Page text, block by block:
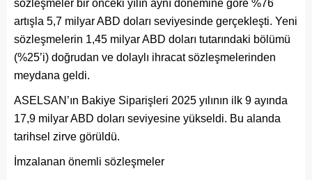
sözleşmeler bir önceki yılın aynı dönemine göre %76
artışla 5,7 milyar ABD doları seviyesinde gerçekleşti. Yeni
sözleşmelerin 1,45 milyar ABD doları tutarındaki bölümü
(%25’i) doğrudan ve dolaylı ihracat sözleşmelerinden
meydana geldi.
ASELSAN’ın Bakiye Siparişleri 2025 yılının ilk 9 ayında
17,9 milyar ABD doları seviyesine yükseldi. Bu alanda
tarihsel zirve görüldü.
İmzalanan önemli sözleşmeler